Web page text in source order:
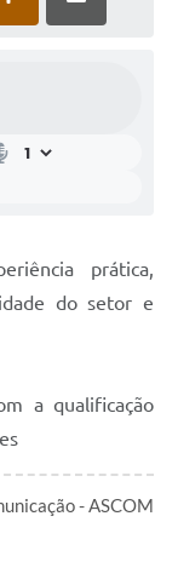
prática,
do setor e
a qualificação
- ASCOM